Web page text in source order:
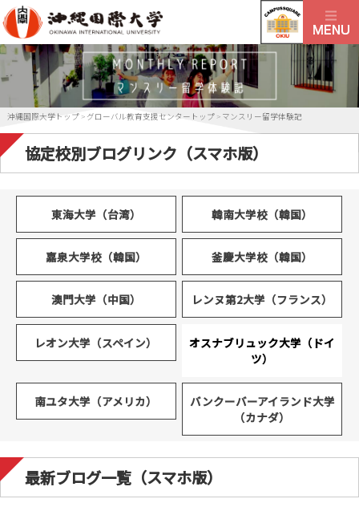
沖縄国際大学トップ > グローバル教育支援センタートップ > マンスリー留学体験記
協定校別ブログリンク（スマホ版）
東海大学（台湾） 韓南大学校（韓国）
嘉泉大学校（韓国） 釜慶大学校（韓国）
澳門大学（中国） レンヌ第2大学（フランス）
レオン大学（スペイン）
オスナブリュック大学（ドイ
ツ）
南ユタ大学（アメリカ）
バンクーバーアイランド大学
（カナダ）
最新ブログ一覧（スマホ版）